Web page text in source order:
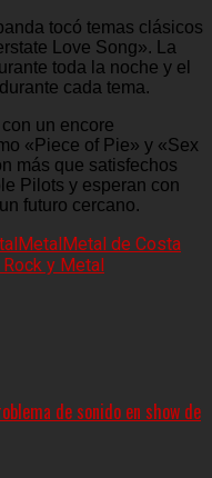
tocó temas clásicos
Love Song». La
toda la noche y el
cada tema.
un encore
«Piece of Pie» y «Sex
más que satisfechos
Pilots y esperan con
futuro cercano.
MetalMetal de Costa
y Metal
de sonido en show de